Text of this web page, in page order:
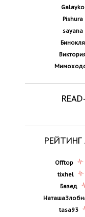
Galayko
Pishura
sayana
Бинокля
Offtop
tixhel
Базед
tasa93